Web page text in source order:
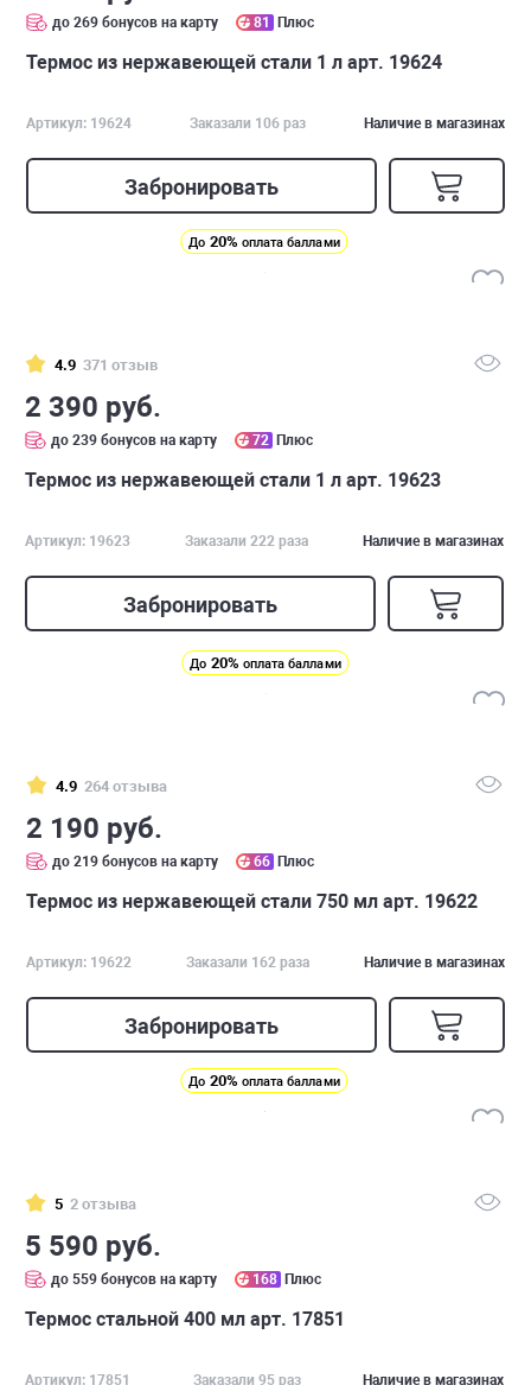
до 269 бонусов на карту 81 Плюс
Термос из нержавеющей стали 1 л арт. 19624
Артикул: 19624 Заказали 106 раз Наличие в магазинах
Забронировать
До 20% оплата баллами
4.9 371 отзыв
2 390 руб.
до 239 бонусов на карту 72 Плюс
Термос из нержавеющей стали 1 л арт. 19623
Артикул: 19623 Заказали 222 раза Наличие в магазинах
Забронировать
До 20% оплата баллами
4.9 264 отзыва
2 190 руб.
до 219 бонусов на карту 66 Плюс
Термос из нержавеющей стали 750 мл арт. 19622
Артикул: 19622 Заказали 162 раза Наличие в магазинах
Забронировать
До 20% оплата баллами
5 2 отзыва
5 590 руб.
до 559 бонусов на карту 168 Плюс
Термос стальной 400 мл арт. 17851
Артикул: 17851 Заказали 95 раз Наличие в магазинах